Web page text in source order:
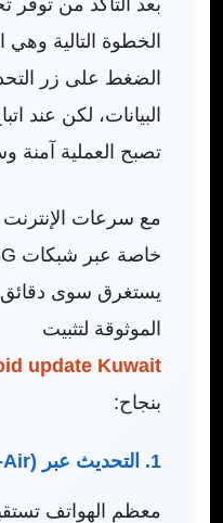
الخطوة التالية وهي
الضغط على زر
البيانات، لكن عند
تصبح العملية آمنة
يستغرق سوى دقائق.
الموثوقة لتثبيت
update Kuwait
بنجاح:
1. التحديث عبر OTA (Over-The-Air)